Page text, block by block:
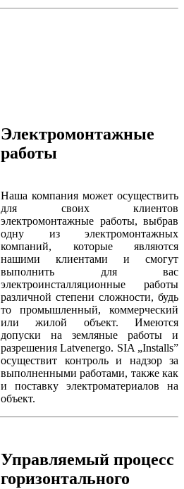
Электромонтажные
работы
Наша компания может осуществить
для своих клиентов
электромонтажные работы, выбрав
одну из электромонтажных
компаний, которые являются
нашими клиентами и смогут
выполнить для вас
электроинсталляционные работы
различной степени сложности, будь
то промышленный, коммерческий
или жилой объект. Имеются
допуски на земляные работы и
разрешения Latvenergo. SIA „Installs”
осуществит контроль и надзор за
выполненными работами, также как
и поставку электроматериалов на
объект.
Управляемый процесс
горизонтального